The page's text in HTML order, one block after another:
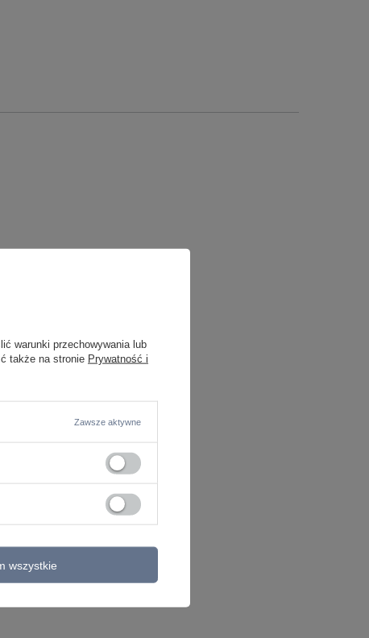
warunki przechowywania lub
także na stronie Prywatność i
Zawsze aktywne
wszystkie